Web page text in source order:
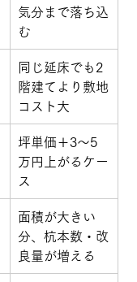
気分まで落ち込
む
同じ延床でも2
階建てより敷地
コスト大
坪単価＋3〜5
万円上がるケー
ス
面積が大きい
分、杭本数・改
良量が増える